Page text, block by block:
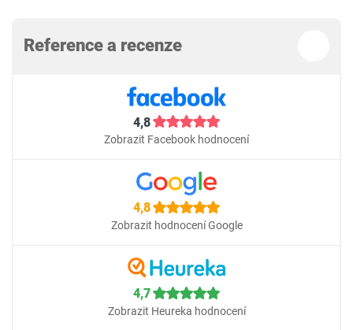
Reference a recenze
4,8
Zobrazit Facebook hodnocení
4,8
Zobrazit hodnocení Google
4,7
Zobrazit Heureka hodnocení